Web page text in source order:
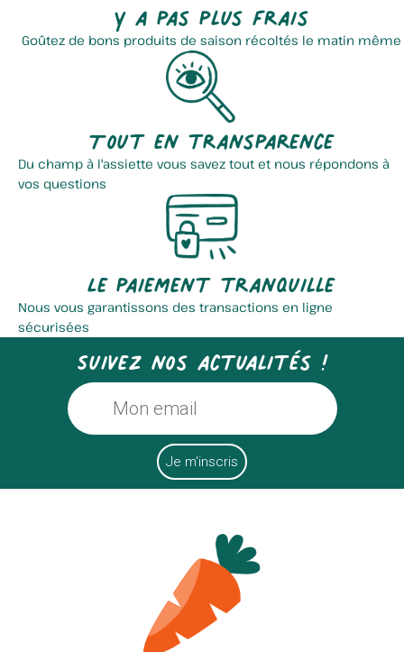
Y a pas plus frais
Goûtez de bons produits de saison récoltés le matin même
Tout en transparence
Du champ à l'assiette vous savez tout et nous répondons à
vos questions
Le paiement tranquille
Nous vous garantissons des transactions en ligne
sécurisées
Suivez nos actualités !